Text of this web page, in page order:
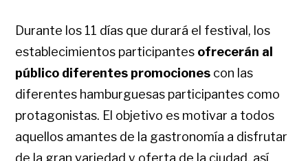
Durante los 11 días que durará el festival, los
establecimientos participantes ofrecerán al
público diferentes promociones con las
diferentes hamburguesas participantes como
protagonistas. El objetivo es motivar a todos
aquellos amantes de la gastronomía a disfrutar
de la gran variedad y oferta de la ciudad, así